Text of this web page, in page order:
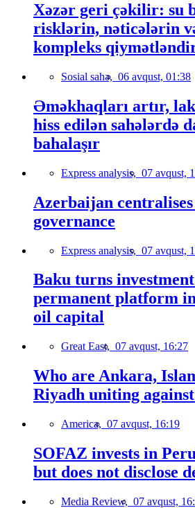
Xəzər geri çəkilir: su
risklərin, nəticələrin
kompleks
Sosial sahə, 06 avqust, 01:38
Əməkhaqları artır,
hiss edilən sahələrdə
bahalaşır
Express analysis, 07 avqust,
Azerbaijan
governance
Express analysis, 07 avqust,
Baku turns
permanent platform
oil capital
Great East, 07 avqust, 16:27
Who are Ankara,
Riyadh uniting
America, 07 avqust, 16:19
SOFAZ invests in
but does not disclose
Media Review, 07 avqust,